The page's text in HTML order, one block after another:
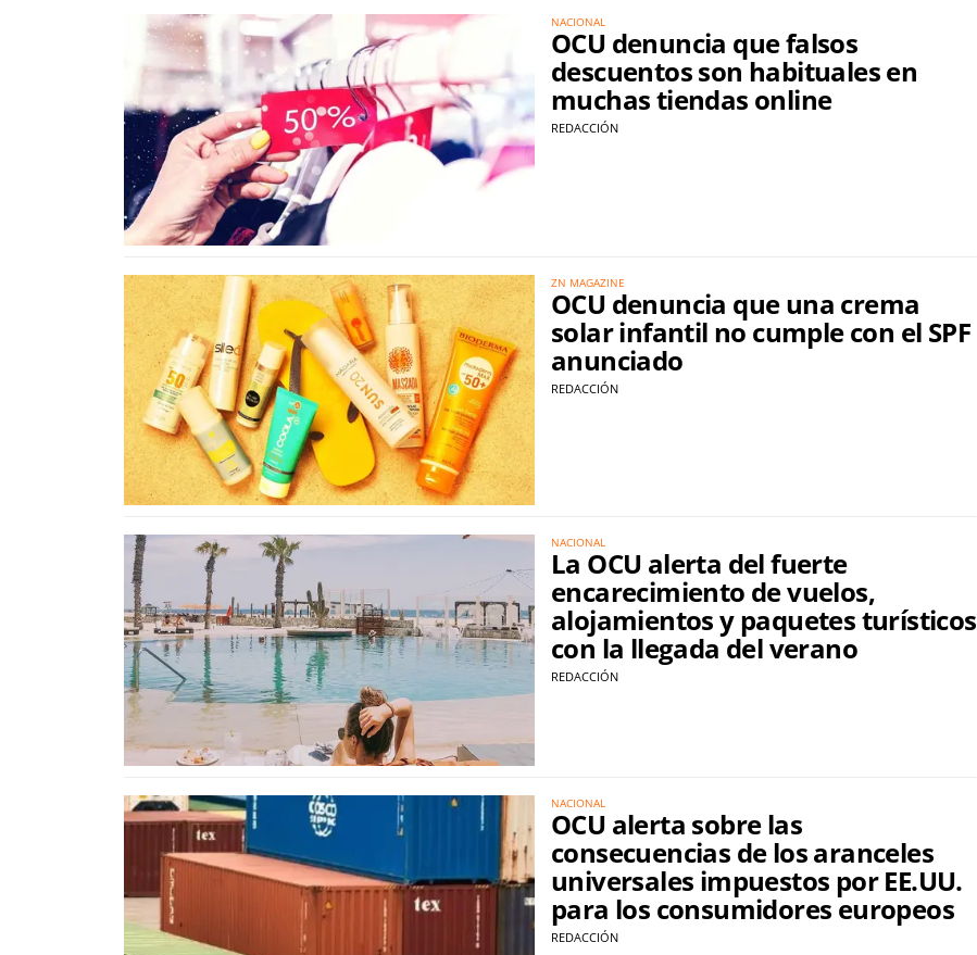
NACIONAL
OCU denuncia que falsos
descuentos son habituales en
muchas tiendas online
REDACCIÓN
ZN MAGAZINE
OCU denuncia que una crema
solar infantil no cumple con el SPF
anunciado
REDACCIÓN
NACIONAL
La OCU alerta del fuerte
encarecimiento de vuelos,
alojamientos y paquetes turísticos
con la llegada del verano
REDACCIÓN
NACIONAL
OCU alerta sobre las
consecuencias de los aranceles
universales impuestos por EE.UU.
para los consumidores europeos
REDACCIÓN